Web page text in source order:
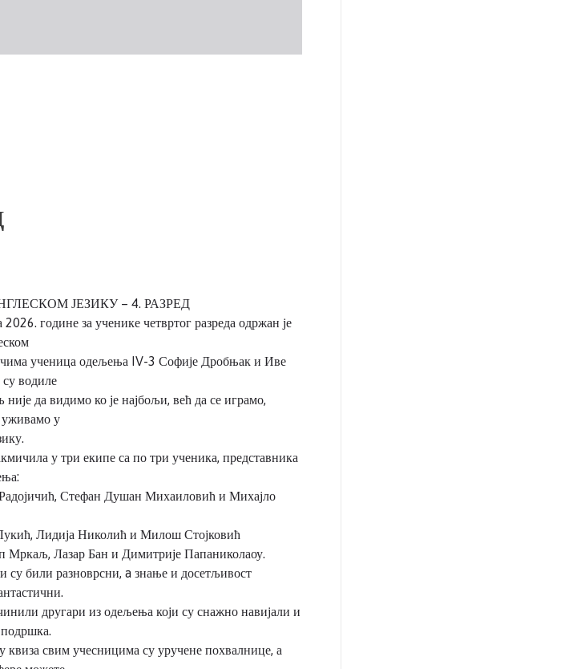
ЈЕЗИКУ – 4. РАЗРЕД
2026. године за ученике четвртог разреда одржан је
ученица одељења IV-3 Софије Дробњак и Иве
водиле
да видимо ко је најбољи, већ да се играмо,
у
у три екипе са по три ученика, представника
Радојичић, Стефан Душан Михаиловић и Михајло
Лидија Николић и Милош Стојковић
Мркаљ, Лазар Бан и Димитрије Папаниколаоу.
су били разноврсни, a знање и досетљивост
другари из одељења који су снажно навијали и
квиза свим учесницима су уручене похвалнице, а